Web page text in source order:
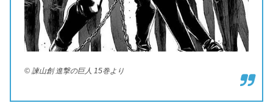
© 諫山創 進撃の巨人 15巻より